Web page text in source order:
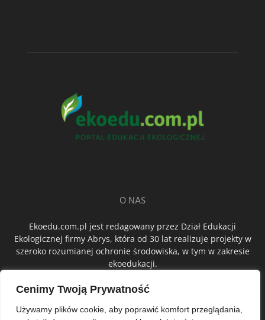
Cenimy Twoją Prywatność
Używamy plików cookie, aby poprawić komfort przeglądania,
O NAS
Ekoedu.com.pl jest redagowany przez Dział Edukacji
Ekologicznej firmy Abrys, która od 30 lat realizuje projekty w
szeroko rozumianej ochronie środowiska, w tym w zakresie
ekoedukacji.
ŚLEDŹ NAS